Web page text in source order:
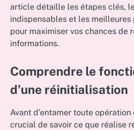
article détaille les étapes clés,
indispensables et les
pour maximiser vos chances de
informations.
Comprendre le
d’une réinitialisation
Avant d’entamer toute
crucial de savoir ce que réalise